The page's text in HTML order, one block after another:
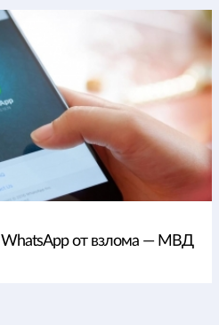
WhatsApp от взлома — МВД